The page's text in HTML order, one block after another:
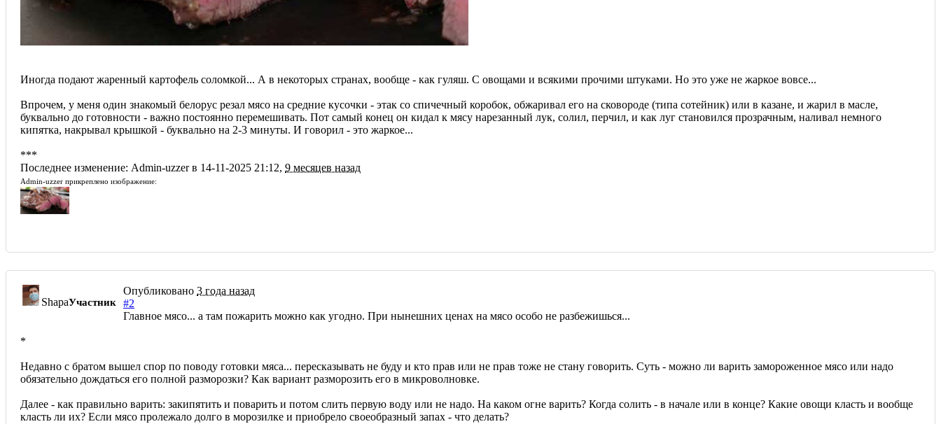
Иногда подают жаренный картофель соломкой... А в некоторых странах, вообще - как гуляш. С овощами и всякими прочими штуками. Но это уже не жаркое вовсе...
Впрочем, у меня один знакомый белорус резал мясо на средние кусочки - этак со спичечный коробок, обжаривал его на сковороде (типа сотейник) или в казане, и жарил в масле,
буквально до готовности - важно постоянно перемешивать. Пот самый конец он кидал к мясу нарезанный лук, солил, перчил, и как луг становился прозрачным, наливал немного
кипятка, накрывал крышкой - буквально на 2-3 минуты. И говорил - это жаркое...
***
Последнее изменение: Admin-uzzer в 14-11-2025 21:12, 9 месяцев назад
Admin-uzzer прикреплено изображение:
ShapaУчастник
Опубликовано 3 года назад
#2
Главное мясо... а там пожарить можно как угодно. При нынешних ценах на мясо особо не разбежишься...
*
Недавно с братом вышел спор по поводу готовки мяса... пересказывать не буду и кто прав или не прав тоже не стану говорить. Суть - можно ли варить замороженное мясо или надо
обязательно дождаться его полной разморозки? Как вариант разморозить его в микроволновке.
Далее - как правильно варить: закипятить и поварить и потом слить первую воду или не надо. На каком огне варить? Когда солить - в начале или в конце? Какие овощи класть и вообще
класть ли их? Если мясо пролежало долго в морозилке и приобрело своеобразный запах - что делать?